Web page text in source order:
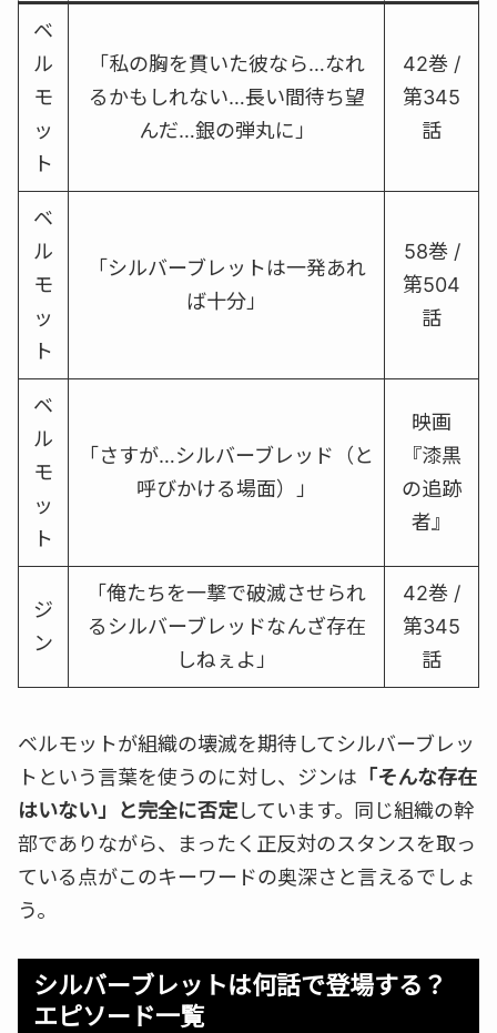
ベ
ル
モ
ッ
ト
「私の胸を貫いた彼なら…なれ
るかもしれない…長い間待ち望
んだ…銀の弾丸に」
42巻 /
第345
話
ベ
ル
モ
ッ
ト
「シルバーブレットは一発あれ
ば十分」
58巻 /
第504
話
ベ
ル
モ
ッ
ト
「さすが…シルバーブレッド（と
呼びかける場面）」
映画
『漆黒
の追跡
者』
ジ
ン
「俺たちを一撃で破滅させられ
るシルバーブレッドなんざ存在
しねぇよ」
42巻 /
第345
話
ベルモットが組織の壊滅を期待してシルバーブレッ
トという言葉を使うのに対し、ジンは 「そんな存在
はいない」と完全に否定しています。同じ組織の幹
部でありながら、まったく正反対のスタンスを取っ
ている点がこのキーワードの奥深さと言えるでしょ
う。
シルバーブレットは何話で登場する？
エピソード一覧